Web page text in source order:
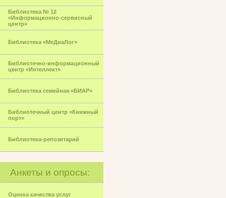
Библиотека № 12
«Информационно-сервисный
центр»
Библиотека «МеДиаЛог»
Библиотечно-информационный
центр «Интеллект»
Библиотека семейная «БИАР»
Библиотечный центр «Книжный
порт»
Библиотека-репозитарий
Анкеты и опросы:
Оценка качества услуг